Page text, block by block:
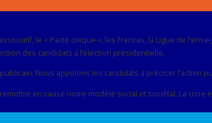
associatif, le « Pacte civique », les Francas, la Ligue de
des candidats à l’élection présidentielle.
Nous appelons les candidats à préciser l’action
en cause notre modèle social et sociétal. La crise